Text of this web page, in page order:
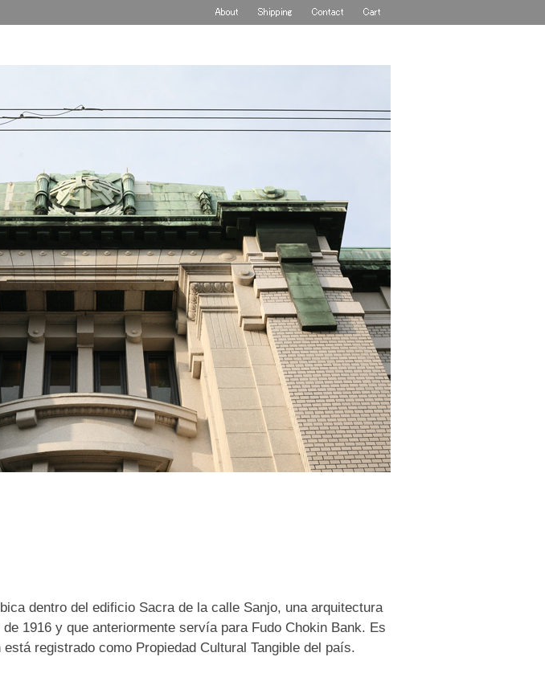
dentro del edificio Sacra de la calle Sanjo, una arquitectura
1916 y que anteriormente servía para Fudo Chokin Bank. Es
registrado como Propiedad Cultural Tangible del país.